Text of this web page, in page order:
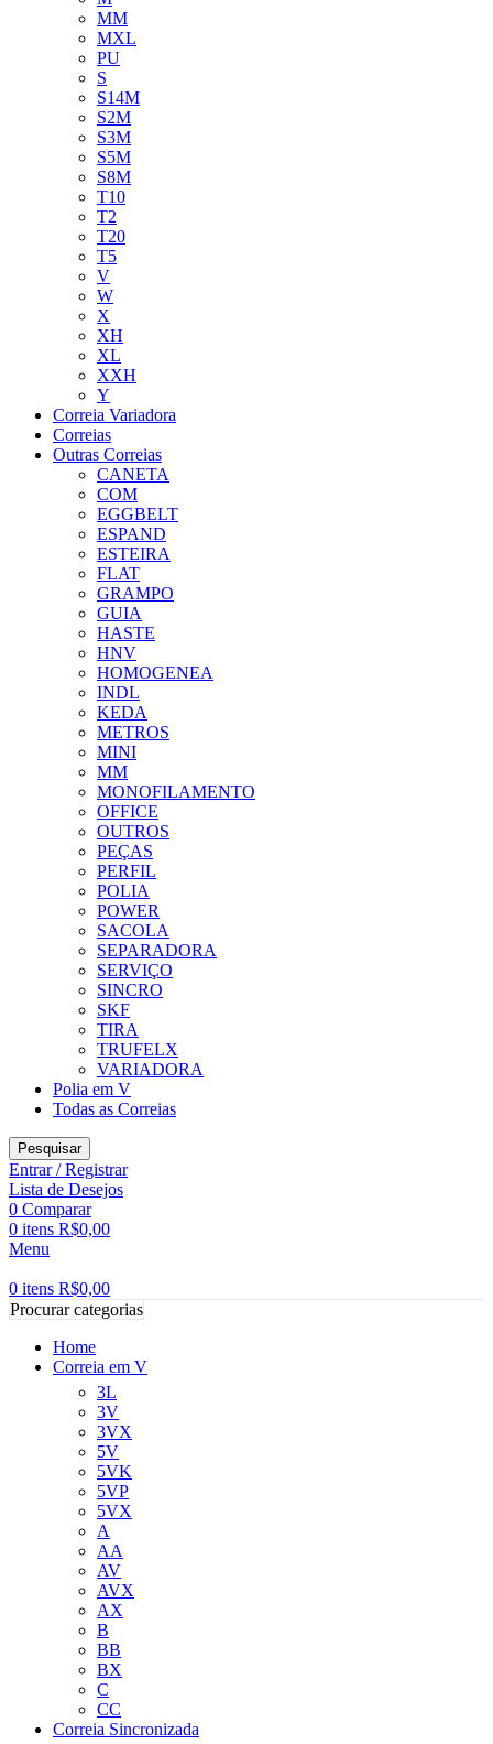
MM
MXL
PU
S
S14M
S2M
S3M
S5M
S8M
T10
T2
T20
T5
V
W
X
XH
XL
XXH
Y
Correia Variadora
Correias
Outras Correias
CANETA
COM
EGGBELT
ESPAND
ESTEIRA
FLAT
GRAMPO
GUIA
HASTE
HNV
HOMOGENEA
INDL
KEDA
METROS
MINI
MM
MONOFILAMENTO
OFFICE
OUTROS
PEÇAS
PERFIL
POLIA
POWER
SACOLA
SEPARADORA
SERVIÇO
SINCRO
SKF
TIRA
TRUFELX
VARIADORA
Polia em V
Todas as Correias
Pesquisar
Entrar / Registrar
Lista de Desejos
0 Comparar
0 itens R$0,00
Menu
0 itens R$0,00
Procurar categorias
Home
Correia em V
3L
3V
3VX
5V
5VK
5VP
5VX
A
AA
AV
AVX
AX
B
BB
BX
C
CC
Correia Sincronizada